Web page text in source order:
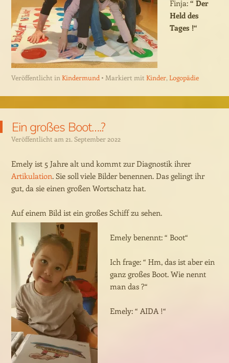
Finja: “ Der
Held des
Tages !“
Veröffentlicht in Kindermund Markiert mit Kinder, Logopädie
Ein großes Boot….?
Veröffentlicht am 21. September 2022
Emely ist 5 Jahre alt und kommt zur Diagnostik ihrer
Artikulation. Sie soll viele Bilder benennen. Das gelingt ihr
gut, da sie einen großen Wortschatz hat.
Auf einem Bild ist ein großes Schiffzu sehen.
Emely benennt: “ Boot“
Ich frage: “ Hm, das ist aber ein
ganz großes Boot. Wie nennt
man das ?“
Emely: “ AIDA !“